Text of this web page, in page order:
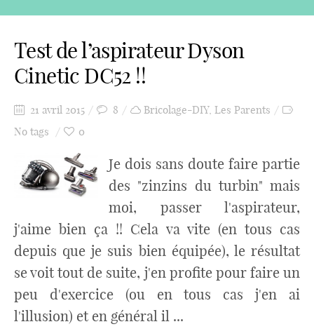
Test de l’aspirateur Dyson
Cinetic DC52 !!
21 avril 2015 8 Bricolage-DIY, Les Parents
No tags
0
Je dois sans doute faire partie
des "zinzins du turbin" mais
moi, passer l'aspirateur,
j'aime bien ça !! Cela va vite (en tous cas
depuis que je suis bien équipée), le résultat
se voit tout de suite, j'en profite pour faire un
peu d'exercice (ou en tous cas j'en ai
l'illusion) et en général il ...